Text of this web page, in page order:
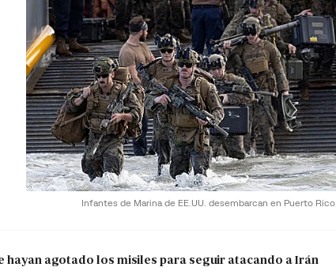
Infantes de Marina de EE.UU. desembarcan en Puerto Rico.
hayan agotado los misiles para seguir atacando a Irán